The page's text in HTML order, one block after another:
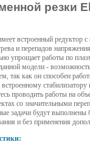
резки
встроенный редуктор с
и перепадов
упрощает работы по
модели -
так как он способен
проводить работы на
со значительными
задачи будут выполнены
и без применения